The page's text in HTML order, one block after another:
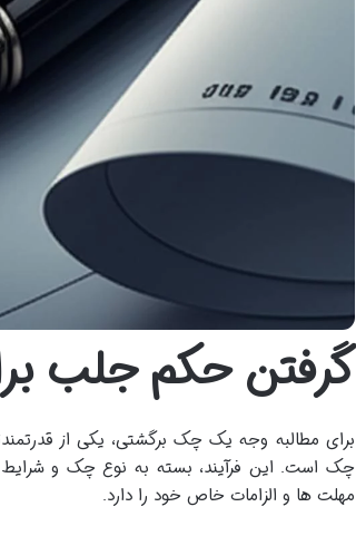
گرفتن حکم جلب
برای مطالبه وجه یک چک برگشتی، یکی از
چک است. این فرآیند، بسته به نوع چک و شرایط
مهلت ها و الزامات خاص خود را دارد.